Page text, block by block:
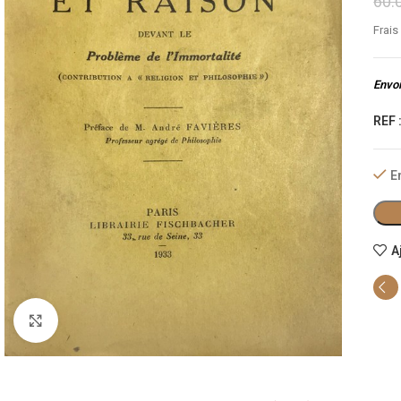
REF :